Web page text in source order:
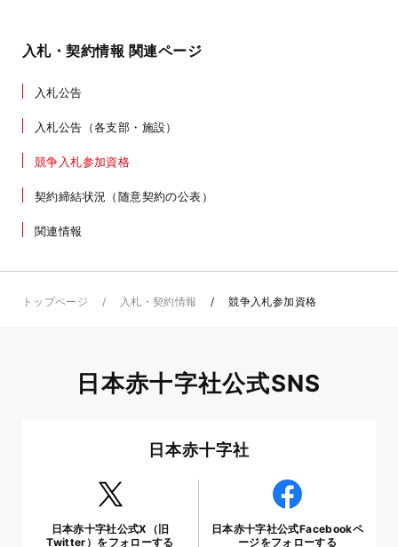
入札・契約情報 関連ページ
入札公告
入札公告（各支部・施設）
競争入札参加資格
契約締結状況（随意契約の公表）
関連情報
トップページ 入札・契約情報 競争入札参加資格
日本赤十字社公式SNS
日本赤十字社
日本赤十字社公式X（旧
Twitter）をフォローする
日本赤十字社公式Facebookペ
ージをフォローする